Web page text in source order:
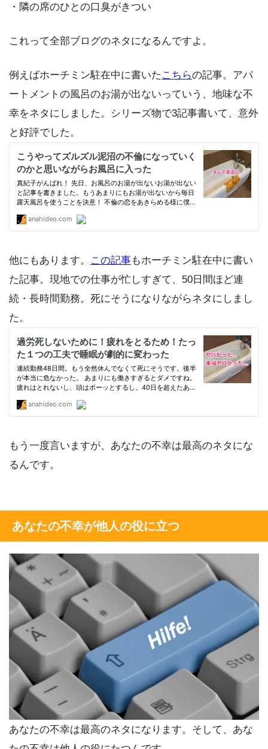
・隣の席のひとの口臭がきつい
これって全部ブログのネタになるんですよ。
例えばホーチミン駐在中に書いた こちらの記事。アパ
ートメントの風呂のお湯が出ないっていう、地味な不
幸をネタにしました。シリーズ物で3記事書いて、意外
と好評でした。
他にもあります。 この記事もホーチミン駐在中に書い
た記事。現地での仕事が忙しすぎて、50日間ほど連
続・長時間勤務。死にそうになりながらネタにしまし
た。
もう一度言いますが、あなたの不幸は最高のネタにな
るんです。
あなたの不幸が他人の役に立つ
あなたの不幸は最高のネタになります。そして、あな